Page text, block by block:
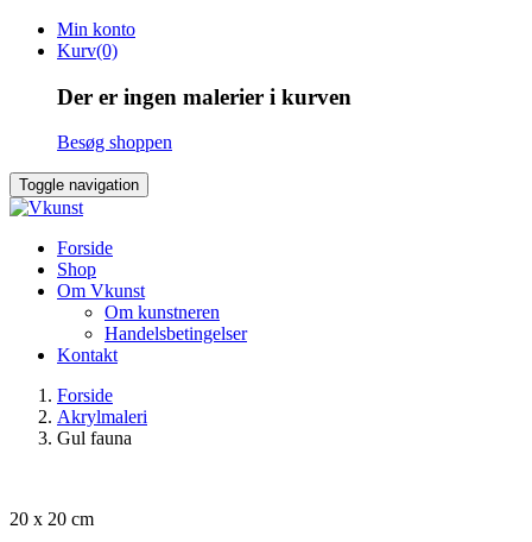
Skip
Min konto
Kurv(0)
Der er ingen malerier i kurven
Besøg shoppen
Toggle navigation
Forside
Shop
Om Vkunst
Om kunstneren
Handelsbetingelser
Kontakt
Forside
Akrylmaleri
Gul fauna
20 x 20 cm